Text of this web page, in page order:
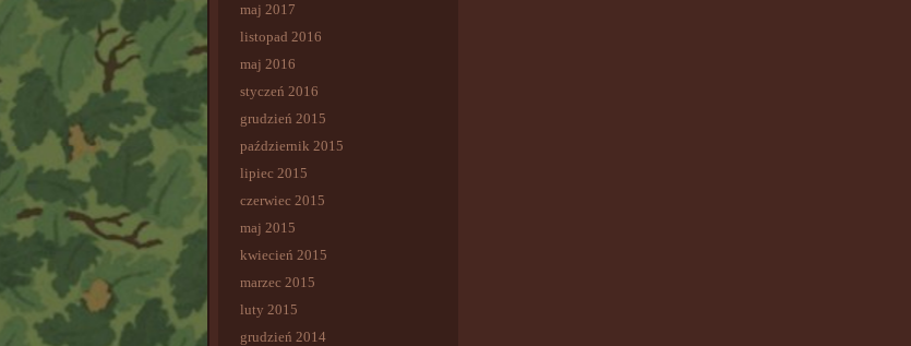
maj 2017
listopad 2016
maj 2016
styczeń 2016
grudzień 2015
październik 2015
lipiec 2015
czerwiec 2015
maj 2015
kwiecień 2015
marzec 2015
luty 2015
grudzień 2014